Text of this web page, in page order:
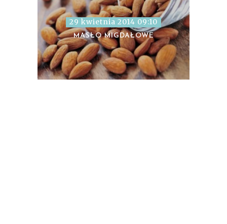
29 kwietnia 2014 09:10
MASŁO MIGDAŁOWE